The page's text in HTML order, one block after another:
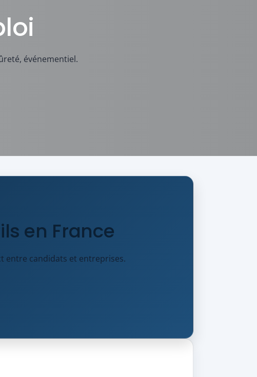
événementiel.
en France
entre candidats et entreprises.